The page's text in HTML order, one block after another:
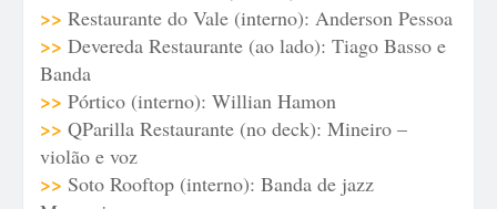
>> Restaurante do Vale (interno): Anderson Pessoa
>> Devereda Restaurante (ao lado): Tiago Basso e
Banda
>> Pórtico (interno): Willian Hamon
>> QParilla Restaurante (no deck): Mineiro –
violão e voz
>> Soto Rooftop (interno): Banda de jazz